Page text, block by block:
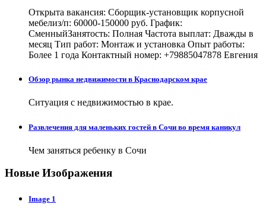
Открыта вакансия: Сборщик-установщик корпусной
мебелиз/п: 60000-150000 руб. График:
СменныйЗанятость: Полная Частота выплат: Дважды в
месяц Тип работ: Монтаж и установка Опыт работы:
Более 1 года Контактный номер: +79885047878 Евгения
Обзор рынка недвижимости в Краснодарском крае
Ситуация с недвижимостью в крае.
Развлечения для маленьких гостей в Сочи во время каникул
Чем заняться ребенку в Сочи
Новые Изображения
Image 1